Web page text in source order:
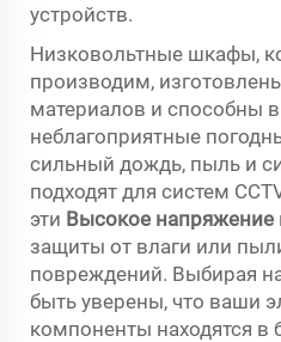
устройств.
Низковольтные шкафы,
производим,
материалов и способны
неблагоприятные
сильный дождь, пыль и
подходят для систем
эти Высокое напряжение
защиты от влаги или
повреждений. Выбирая
быть уверены, что ваши
компоненты находятся в